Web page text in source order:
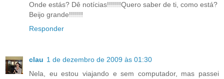
Onde estás? Dê notícias!!!!!!!Quero saber de ti, como está?
Beijo grande!!!!!!!
Responder
clau 1 de dezembro de 2009 às 01:30
Nela, eu estou viajando e sem computador, mas passei